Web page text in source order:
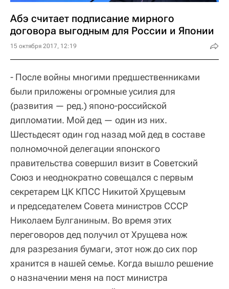
Абэ считает подписание мирного
договора выгодным для России и Японии
15 октября 2017, 12:19
- После войны многими предшественниками
были приложены огромные усилия для
(развития — ред.) японо-российской
дипломатии. Мой дед — один из них.
Шестьдесят один год назад мой дед в составе
полномочной делегации японского
правительства совершил визит в Советский
Союз и неоднократно совещался с первым
секретарем ЦК КПСС Никитой Хрущевым
и председателем Совета министров СССР
Николаем Булганиным. Во время этих
переговоров дед получил от Хрущева нож
для разрезания бумаги, этот нож до сих пор
хранится в нашей семье. Когда вышло решение
о назначении меня на пост министра